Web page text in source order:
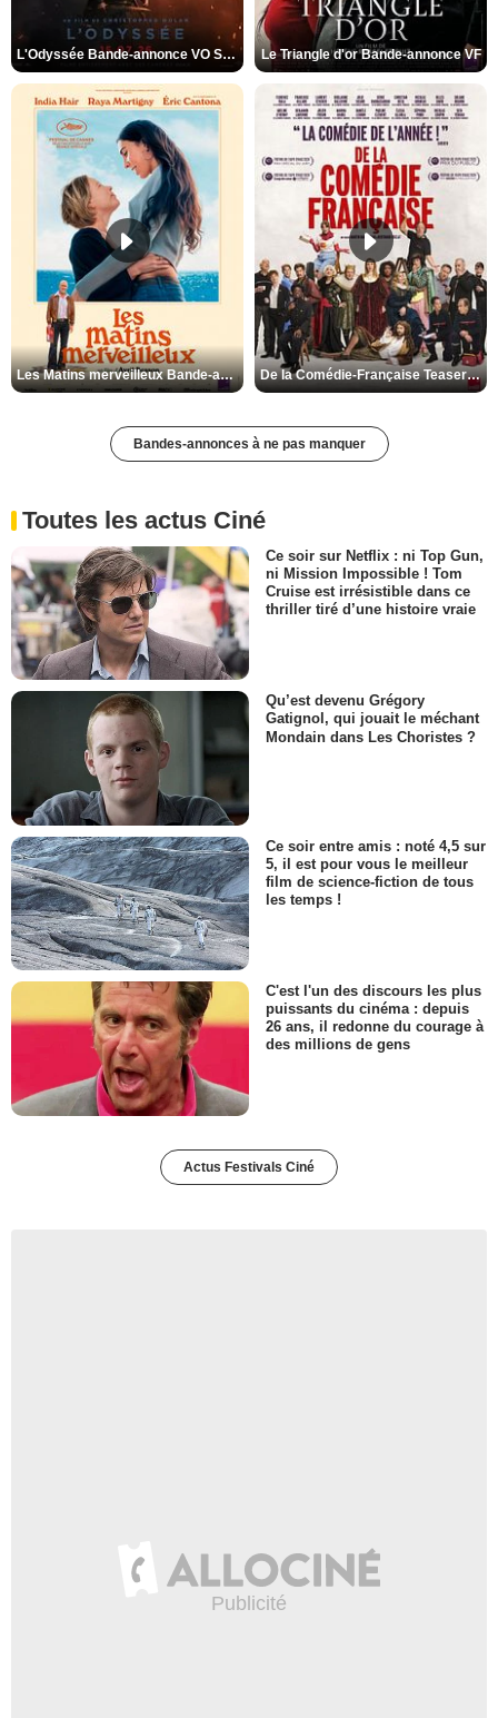
L'Odyssée Bande-annonce VO STFR Le Triangle d'or Bande-annonce VF
Les Matins merveilleux Bande-annonce VF De la Comédie-Française Teaser VF
Bandes-annonces à ne pas manquer
Toutes les actus Ciné
Ce soir sur Netflix : ni Top Gun,
ni Mission Impossible ! Tom
Cruise est irrésistible dans ce
thriller tiré d’une histoire vraie
Qu’est devenu Grégory
Gatignol, qui jouait le méchant
Mondain dans Les Choristes ?
Ce soir entre amis : noté 4,5 sur
5, il est pour vous le meilleur
film de science-fiction de tous
les temps !
C'est l'un des discours les plus
puissants du cinéma : depuis
26 ans, il redonne du courage à
des millions de gens
Actus Festivals Ciné